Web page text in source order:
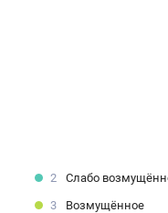
2
Слабо
3
Возмущённое